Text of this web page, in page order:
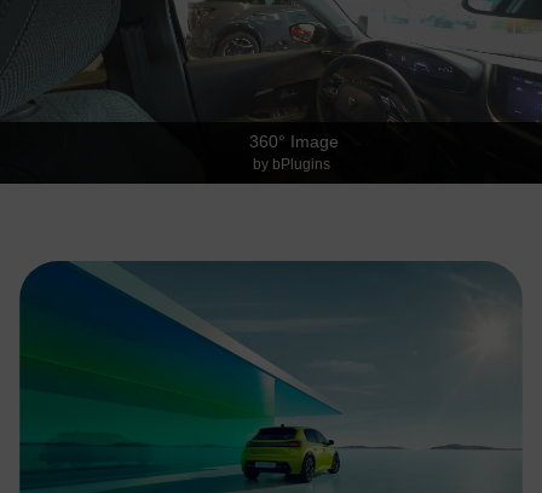
360° Image
by bPlugins